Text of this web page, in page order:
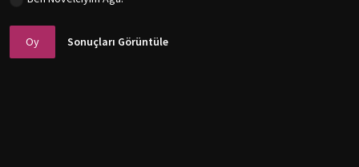
Oy Sonuçları Görüntüle